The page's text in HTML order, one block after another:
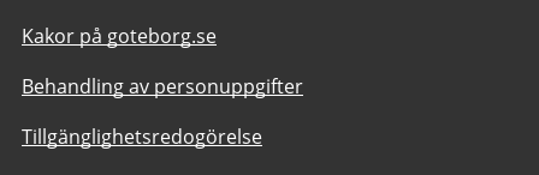
Kakor på goteborg.se
Behandling av personuppgifter
Tillgänglighetsredogörelse